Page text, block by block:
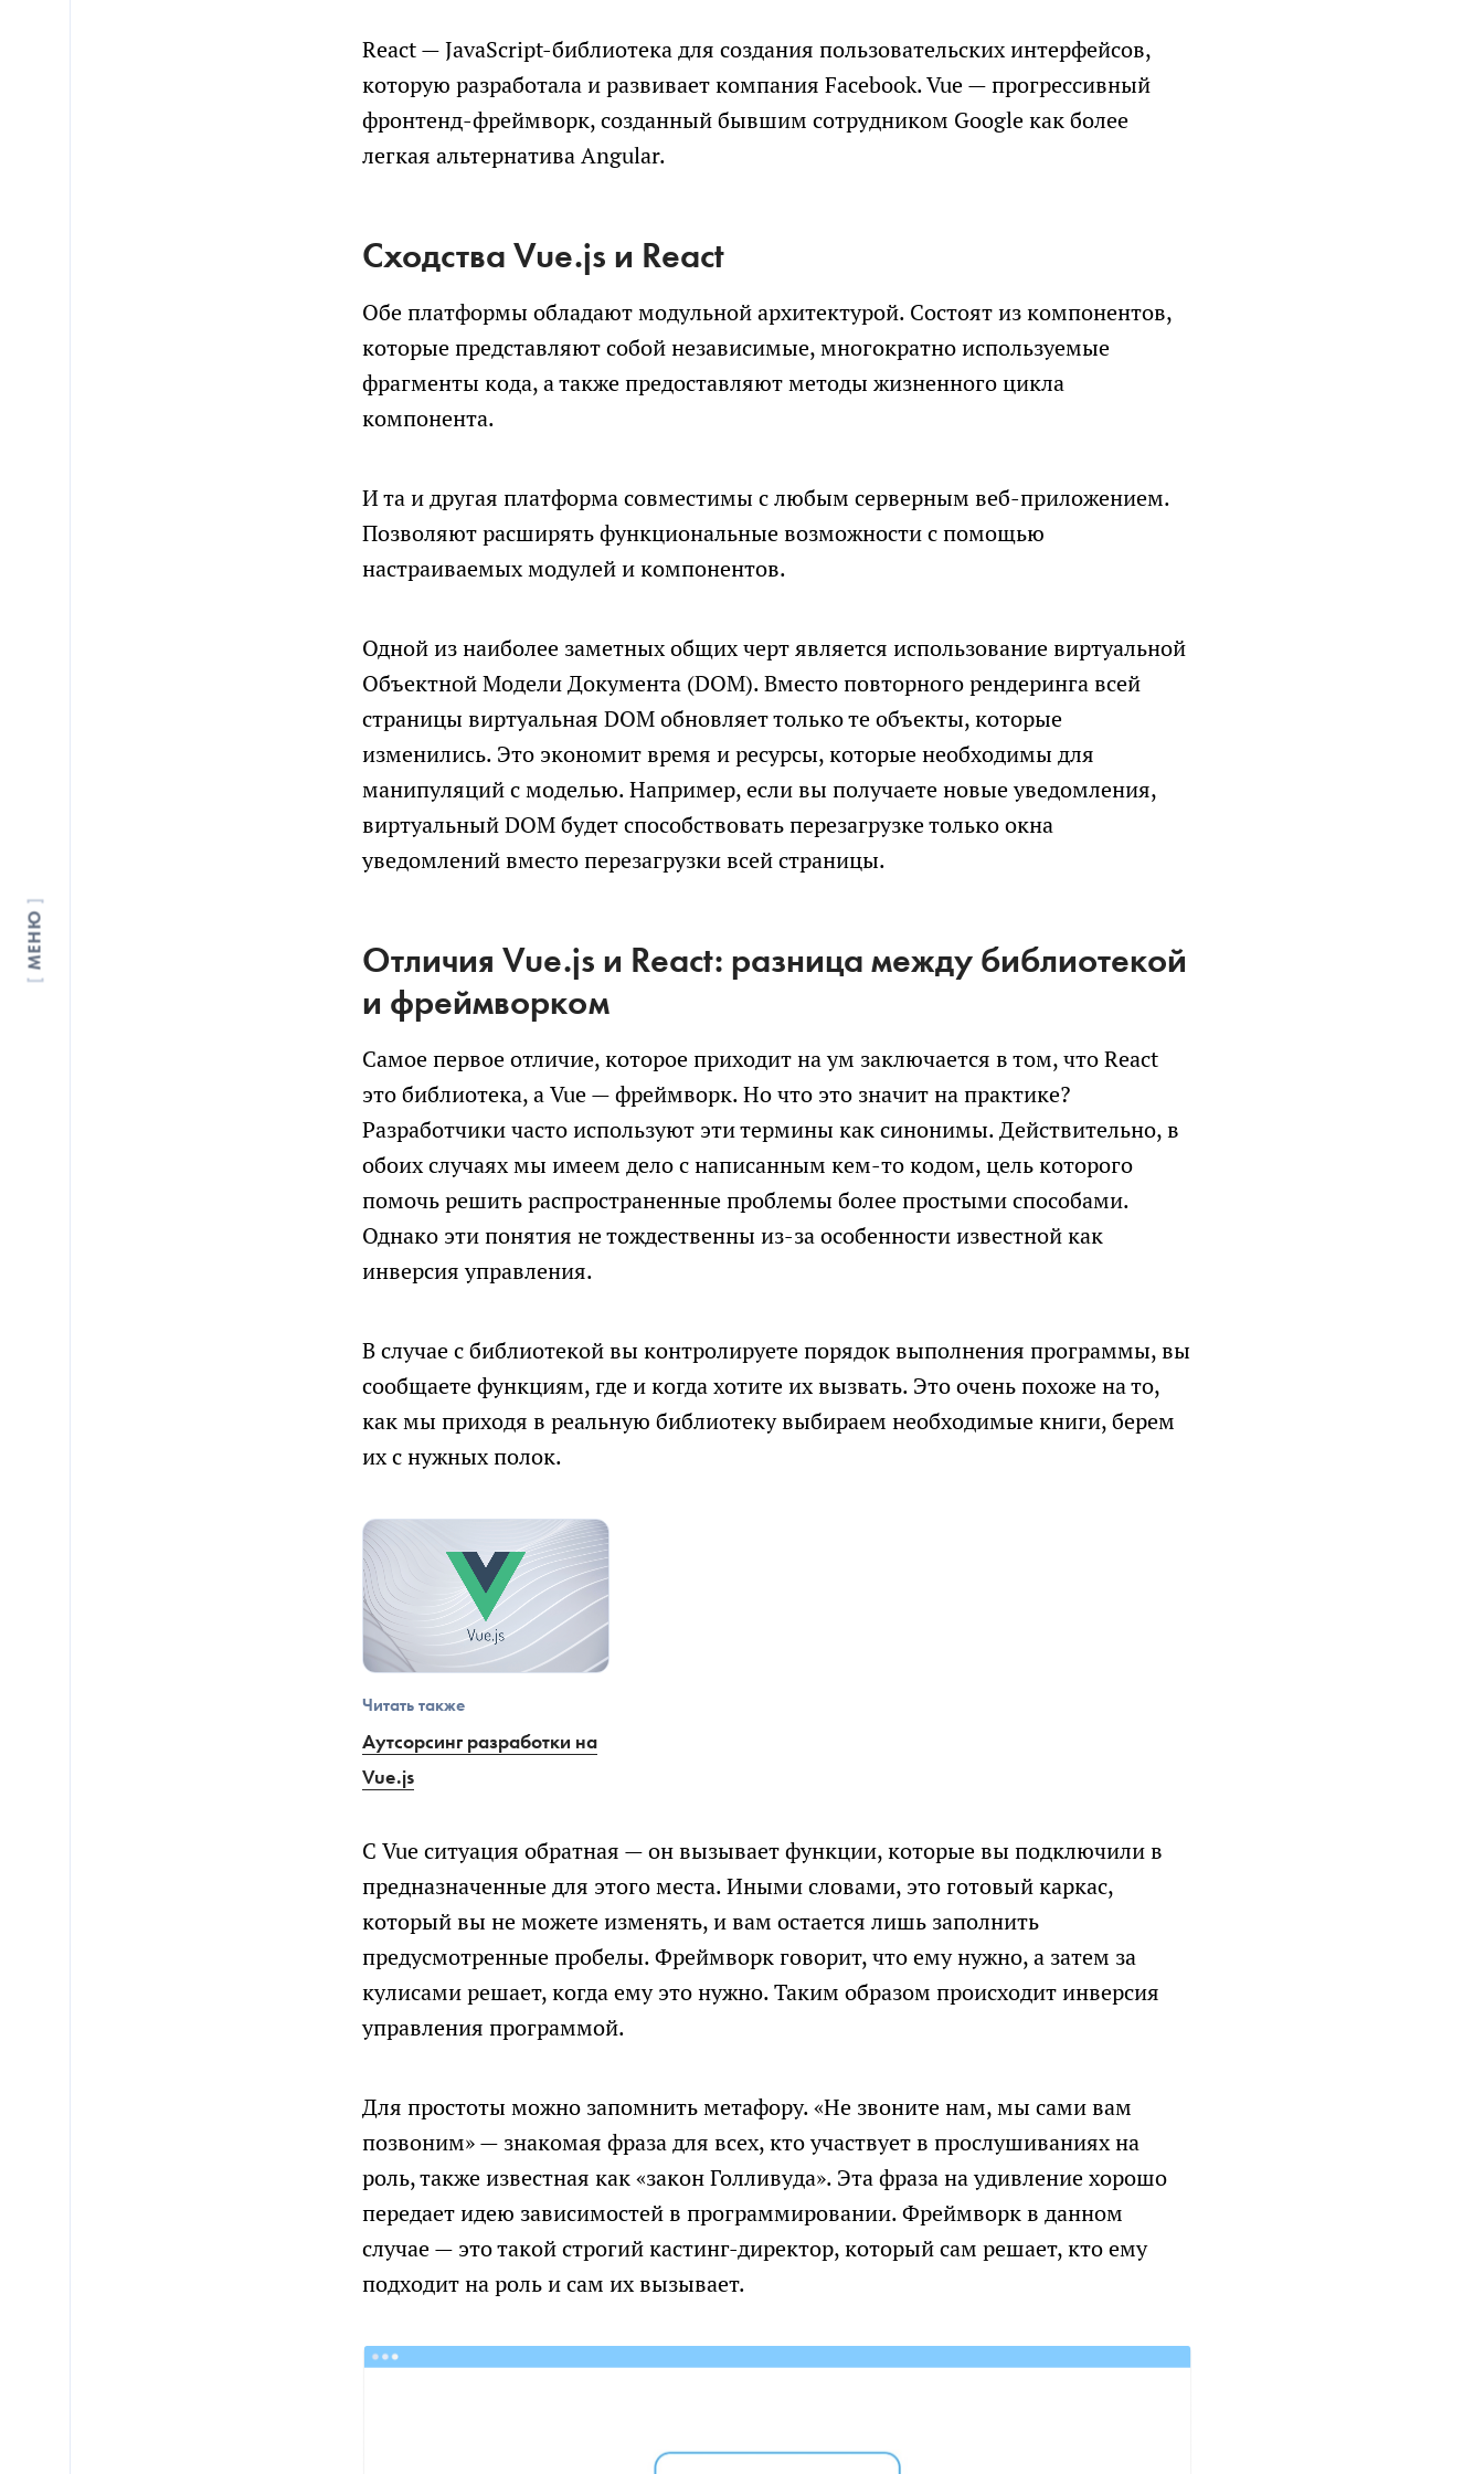
React — JavaScript-библиотека для создания пользовательских интерфейсов,
которую разработала и развивает компания Facebook. Vue — прогрессивный
фронтенд-фреймворк, созданный бывшим сотрудником Google как более
легкая альтернатива Angular.
Сходства Vue.js и React
Обе платформы обладают модульной архитектурой. Состоят из компонентов,
которые представляют собой независимые, многократно используемые
фрагменты кода, а также предоставляют методы жизненного цикла
компонента.
И та и другая платформа совместимы с любым серверным веб-приложением.
Позволяют расширять функциональные возможности с помощью
настраиваемых модулей и компонентов.
Одной из наиболее заметных общих черт является использование виртуальной
Объектной Модели Документа (DOM). Вместо повторного рендеринга всей
страницы виртуальная DOM обновляет только те объекты, которые
изменились. Это экономит время и ресурсы, которые необходимы для
манипуляций с моделью. Например, если вы получаете новые уведомления,
виртуальный DOM будет способствовать перезагрузке только окна
уведомлений вместо перезагрузки всей страницы.
Отличия Vue.js и React: разница между библиотекой
и фреймворком
Самое первое отличие, которое приходит на ум заключается в том, что React
это библиотека, а Vue — фреймворк. Но что это значит на практике?
Разработчики часто используют эти термины как синонимы. Действительно, в
обоих случаях мы имеем дело с написанным кем-то кодом, цель которого
помочь решить распространенные проблемы более простыми способами.
Однако эти понятия не тождественны из-за особенности известной как
инверсия управления.
В случае с библиотекой вы контролируете порядок выполнения программы, вы
сообщаете функциям, где и когда хотите их вызвать. Это очень похоже на то,
как мы приходя в реальную библиотеку выбираем необходимые книги, берем
их с нужных полок.
Читать также
Аутсорсинг разработки на
Vue.js
С Vue ситуация обратная — он вызывает функции, которые вы подключили в
предназначенные для этого места. Иными словами, это готовый каркас,
который вы не можете изменять, и вам остается лишь заполнить
предусмотренные пробелы. Фреймворк говорит, что ему нужно, а затем за
кулисами решает, когда ему это нужно. Таким образом происходит инверсия
управления программой.
Для простоты можно запомнить метафору. «Не звоните нам, мы сами вам
позвоним» — знакомая фраза для всех, кто участвует в прослушиваниях на
роль, также известная как «закон Голливуда». Эта фраза на удивление хорошо
передает идею зависимостей в программировании. Фреймворк в данном
случае — это такой строгий кастинг-директор, который сам решает, кто ему
подходит на роль и сам их вызывает.
МЕНЮ
Расскажите
про
свою
задачу
ПРИКРЕПИТЬ БРИФ ИЛИ ТЗ
ПОЛУЧИТЬ РАСЧЕТ
Я согласен на получение информационных и рекламных
сообщений
Я соглашаюсь на обработку персональных данных в соответствии с
политикой обработки персональных данных
Я согласен на получение информационных и рекламных сообщений